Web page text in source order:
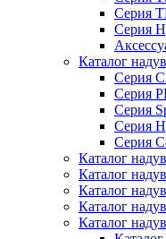
Серия
Серия
Каталог
Серия
Серия
Серия
Серия
Серия
Каталог
Каталог
Каталог
Каталог
Каталог